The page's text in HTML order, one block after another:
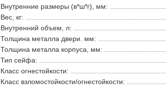
Внутренние размеры (в*ш*г), мм:
Вес, кг:
Внутренний объем, л:
Толщина металла двери. мм:
Толщина металла корпуса, мм:
Тип сейфа:
Класс огнестойкости:
Класс взломостойкости/огнестойкости: